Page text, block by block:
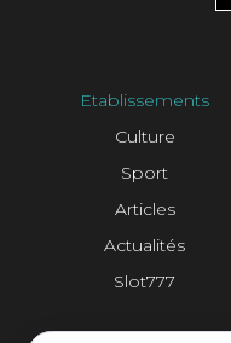
Etablissements
Culture
Sport
Articles
Actualités
Slot777